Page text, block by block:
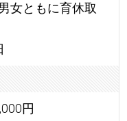
女ともに育休取
円